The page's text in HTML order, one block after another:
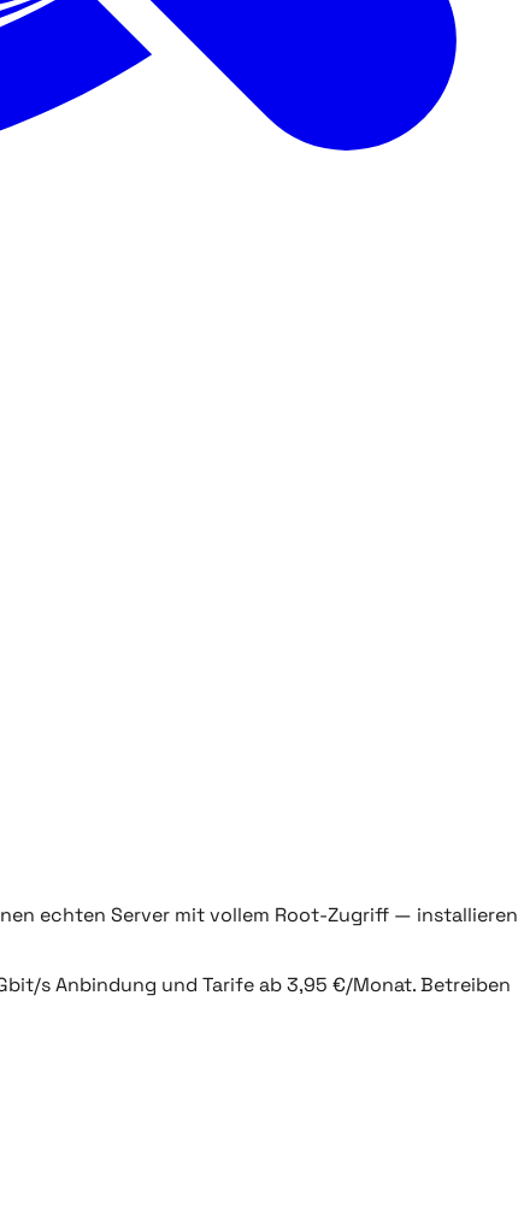
echten Server mit vollem Root-Zugriff — installieren
s Anbindung und Tarife ab 3,95 €/Monat. Betreiben